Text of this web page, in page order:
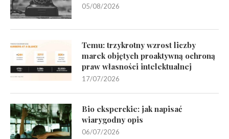
05/08/2026
Temu: trzykrotny wzrost liczby
marek objętych proaktywną ochroną
praw własności intelektualnej
17/07/2026
Bio eksperckie: jak napisać
wiarygodny opis
06/07/2026